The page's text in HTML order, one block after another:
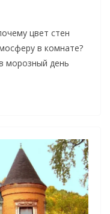
цвет стен
в комнате?
морозный день